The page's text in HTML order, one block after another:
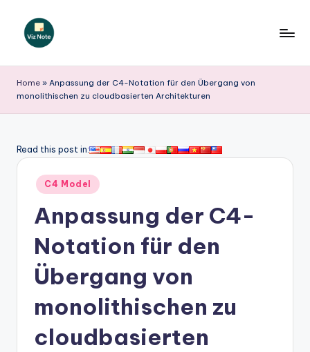
iz
N
t
m
Home » Anpassung der C4-Notation für den Übergang von
monolithischen zu cloudbasierten Architekturen
Read this post in:
Posted
in
C4 Model
Anpassung der C4-
Notation für den
Übergang von
monolithischen zu
cloudbasierten